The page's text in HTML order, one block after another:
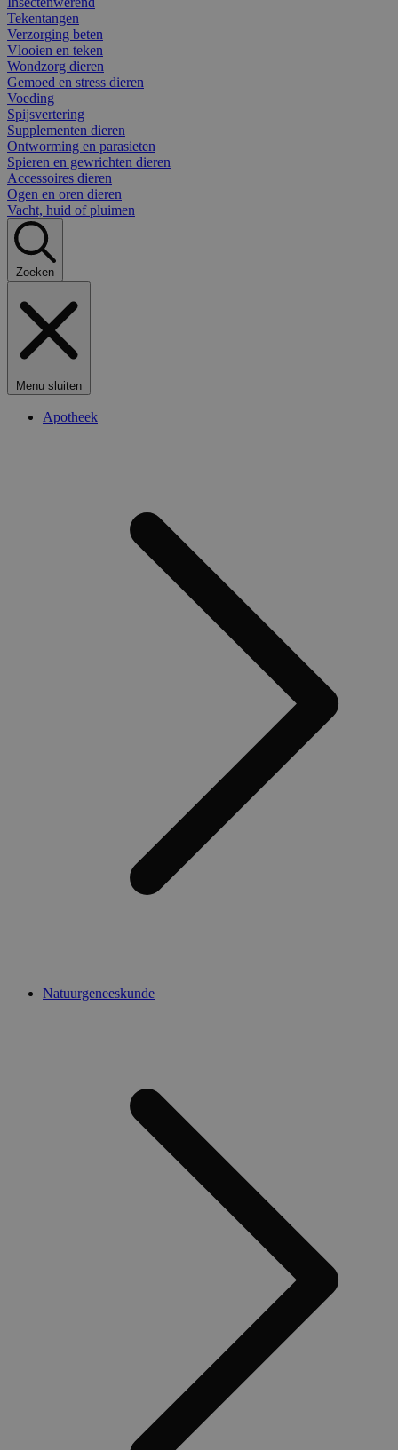
Tekentangen
Verzorging beten
Vlooien en teken
Wondzorg dieren
Gemoed en stress dieren
Voeding
Spijsvertering
Supplementen dieren
Ontworming en parasieten
Spieren en gewrichten dieren
Accessoires dieren
Ogen en oren dieren
Vacht, huid of pluimen
Zoeken
Menu sluiten
Apotheek
Natuurgeneeskunde